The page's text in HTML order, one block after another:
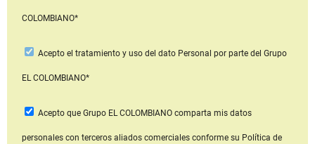
COLOMBIANO*
Acepto el tratamiento y uso del dato Personal por parte del Grupo
EL COLOMBIANO*
Acepto que Grupo EL COLOMBIANOcomparta mis datos
personales con terceros aliados comerciales conforme su Política de